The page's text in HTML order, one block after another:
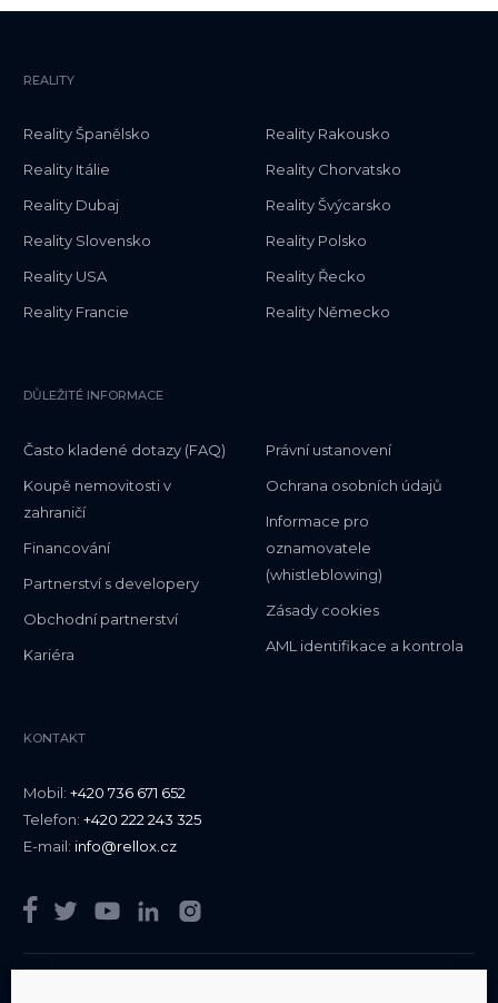
REALITY
Reality Španělsko
Reality Itálie
Reality Dubaj
Reality Slovensko
Reality USA
Reality Francie
Reality Rakousko
Reality Chorvatsko
Reality Švýcarsko
Reality Polsko
Reality Řecko
Reality Německo
DŮLEŽITÉ INFORMACE
Často kladené dotazy (FAQ)
Koupě nemovitosti v
zahraničí
Financování
Partnerství s developery
Obchodní partnerství
Kariéra
Právní ustanovení
Ochrana osobních údajů
Informace pro
oznamovatele
(whistleblowing)
Zásady cookies
AML identifikace a kontrola
KONTAKT
Mobil: +420 736 671 652
Telefon: +420 222 243 325
E-mail: info@rellox.cz